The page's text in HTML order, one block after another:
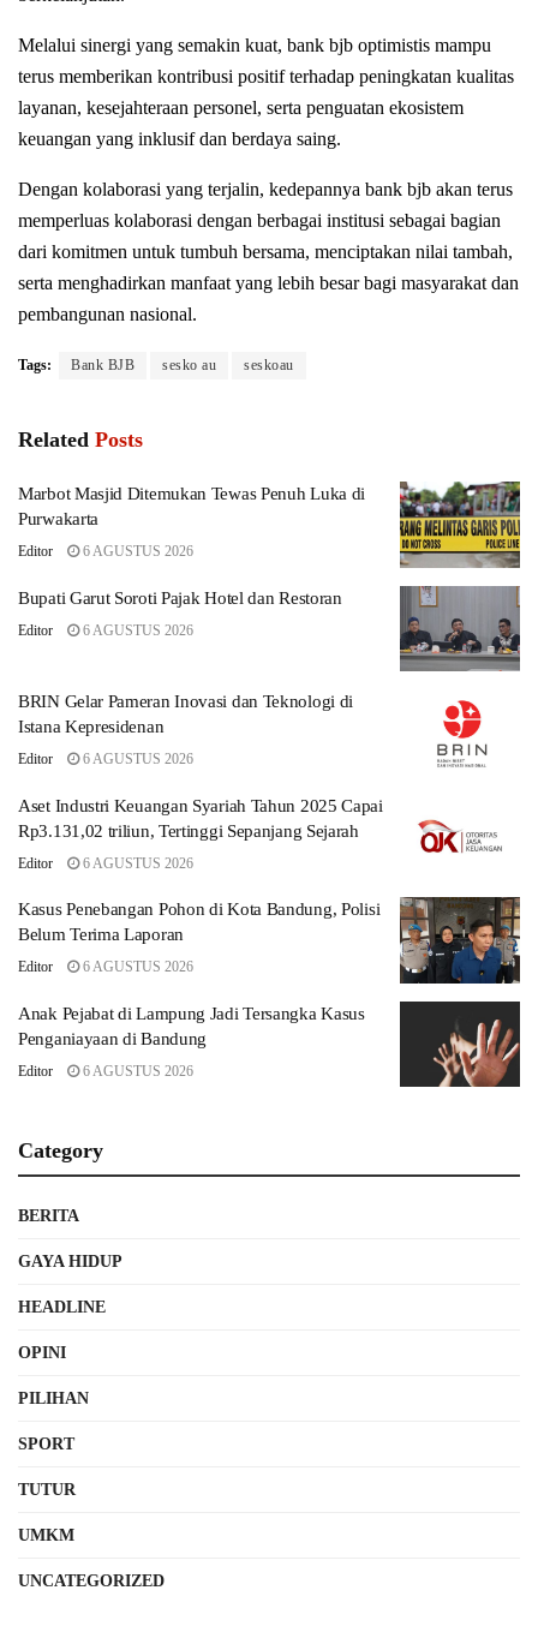
Melalui sinergi yang semakin kuat, bank bjb optimistis mampu
terus memberikan kontribusi positif terhadap peningkatan kualitas
layanan, kesejahteraan personel, serta penguatan ekosistem
keuangan yang inklusif dan berdaya saing.
Dengan kolaborasi yang terjalin, kedepannya bank bjb akan terus
memperluas kolaborasi dengan berbagai institusi sebagai bagian
dari komitmen untuk tumbuh bersama, menciptakan nilai tambah,
serta menghadirkan manfaat yang lebih besar bagi masyarakat dan
pembangunan nasional.
Tags: Bank BJB sesko au seskoau
Related Posts
Marbot Masjid Ditemukan Tewas Penuh Luka di
Purwakarta
Editor 6 AGUSTUS 2026
Bupati Garut Soroti Pajak Hotel dan Restoran
Editor 6 AGUSTUS 2026
BRIN Gelar Pameran Inovasi dan Teknologi di
Istana Kepresidenan
Editor 6 AGUSTUS 2026
Aset Industri Keuangan Syariah Tahun 2025 Capai
Rp3.131,02 triliun, Tertinggi Sepanjang Sejarah
Editor 6 AGUSTUS 2026
Kasus Penebangan Pohon di Kota Bandung, Polisi
Belum Terima Laporan
Editor 6 AGUSTUS 2026
Anak Pejabat di Lampung Jadi Tersangka Kasus
Penganiayaan di Bandung
Editor 6 AGUSTUS 2026
Category
BERITA
GAYA HIDUP
HEADLINE
OPINI
PILIHAN
SPORT
TUTUR
UMKM
UNCATEGORIZED